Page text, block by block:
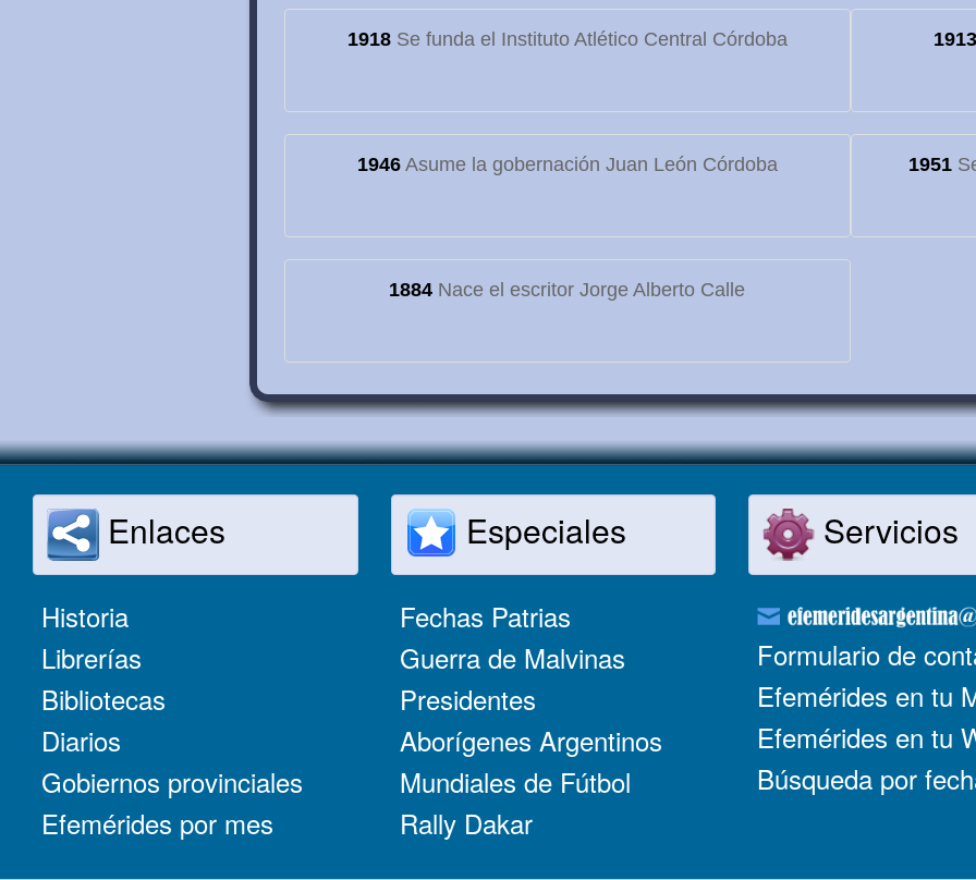
1918Se funda el Instituto Atlético Central Córdoba 1913
1946Asume la gobernación Juan León Córdoba 1951
1884 Nace el escritor Jorge Alberto Calle
Enlaces
Historia
Librerías
Bibliotecas
Diarios
Gobiernos provinciales
Efemérides por mes
Especiales
Fechas Patrias
Guerra de Malvinas
Presidentes
Aborígenes Argentinos
Mundiales de Fútbol
Rally Dakar
Servicios
Formulario de
Efemérides en tu
Efemérides en tu
Búsqueda por